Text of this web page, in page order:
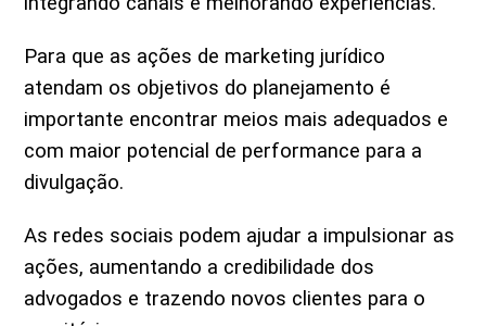
Para que as ações de marketing jurídico
atendam os objetivos do planejamento é
importante encontrar meios mais adequados e
com maior potencial de performance para a
divulgação.
As redes sociais podem ajudar a impulsionar as
ações, aumentando a credibilidade dos
advogados e trazendo novos clientes para o